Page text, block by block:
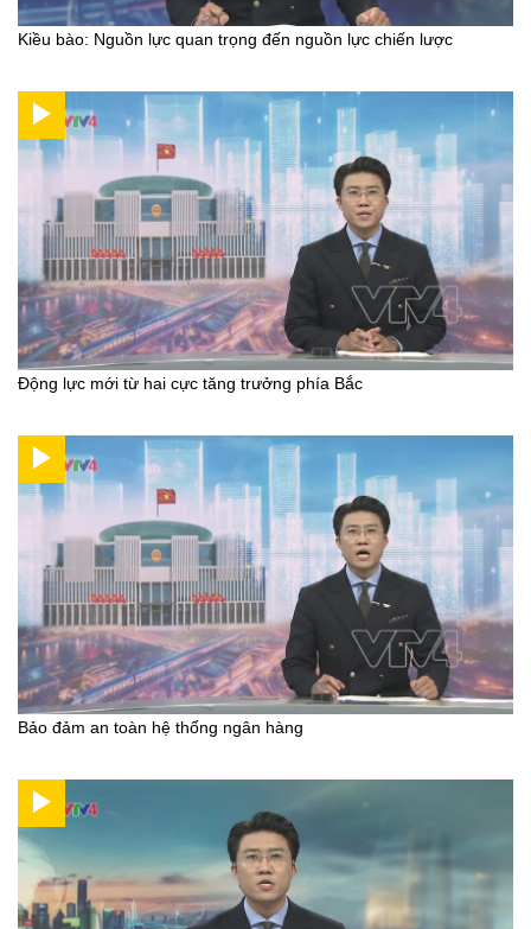
Kiều bào: Nguồn lực quan trọng đến nguồn lực chiến lược
Động lực mới từ hai cực tăng trưởng phía Bắc
Bảo đảm an toàn hệ thống ngân hàng